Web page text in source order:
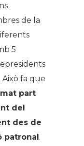
de la
5
fa que
part
del
des de
patronal.